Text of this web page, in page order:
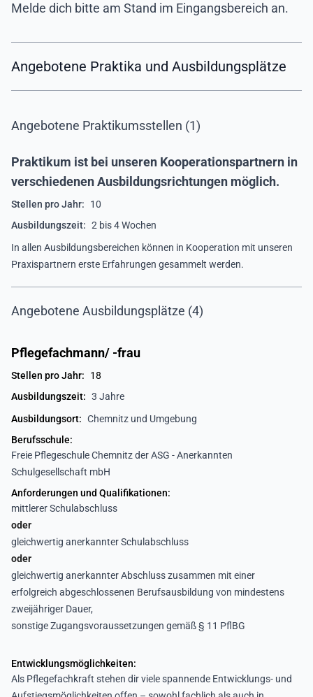
Melde dich bitte am Stand im Eingangsbereich an.
Angebotene Praktika und Ausbildungsplätze
Angebotene Praktikumsstellen (1)
Praktikum ist bei unseren Kooperationspartnern in
verschiedenen Ausbildungsrichtungen möglich.
Stellen pro Jahr:
10
Ausbildungszeit: 2 bis 4 Wochen
In allen Ausbildungsbereichen können in Kooperation mit unseren
Praxispartnern erste Erfahrungen gesammelt werden.
Angebotene Ausbildungsplätze (4)
Pflegefachmann/ -frau
Stellen pro Jahr:
18
Ausbildungszeit: 3 Jahre
Ausbildungsort: Chemnitz und Umgebung
Berufsschule:
Freie Pflegeschule Chemnitz der ASG - Anerkannten
Schulgesellschaft mbH
Anforderungen und Qualifikationen:
mittlerer Schulabschluss
oder
gleichwertig anerkannter Schulabschluss
oder
gleichwertig anerkannter Abschluss zusammen mit einer
erfolgreich abgeschlossenen Berufsausbildung von mindestens
zweijähriger Dauer,
sonstige Zugangsvoraussetzungen gemäß § 11 PflBG
Entwicklungsmöglichkeiten:
Als Pflegefachkraft stehen dir viele spannende Entwicklungs- und